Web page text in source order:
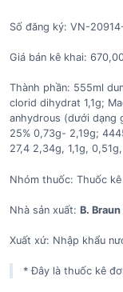
Số đăng ký: VN-
Giá bán kê khai:
Thành phần: 555ml
clorid dihydrat 1,1g;
anhydrous (dưới dạng
25% 0,73g- 2,19g;
27,4 2,34g, 1,1g,
Nhóm thuốc: Thuốc
Nhà sản xuất: B.
Xuất xứ: Nhập khẩu
* Đây là thuốc kê